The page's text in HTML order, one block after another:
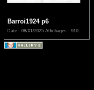
Barroi1924 p6
Date : 08/01/2025 Affichages : 910